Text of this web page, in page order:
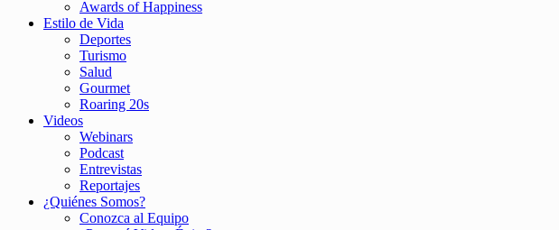
Awards of Happiness
Estilo de Vida
Deportes
Turismo
Salud
Gourmet
Roaring 20s
Videos
Webinars
Podcast
Entrevistas
Reportajes
¿Quiénes Somos?
Conozca al Equipo